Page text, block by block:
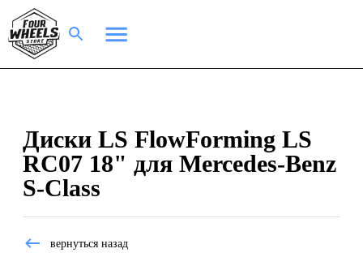
Диски LS FlowForming LS
RC07 18" для Mercedes-Benz
S-Class
вернуться назад